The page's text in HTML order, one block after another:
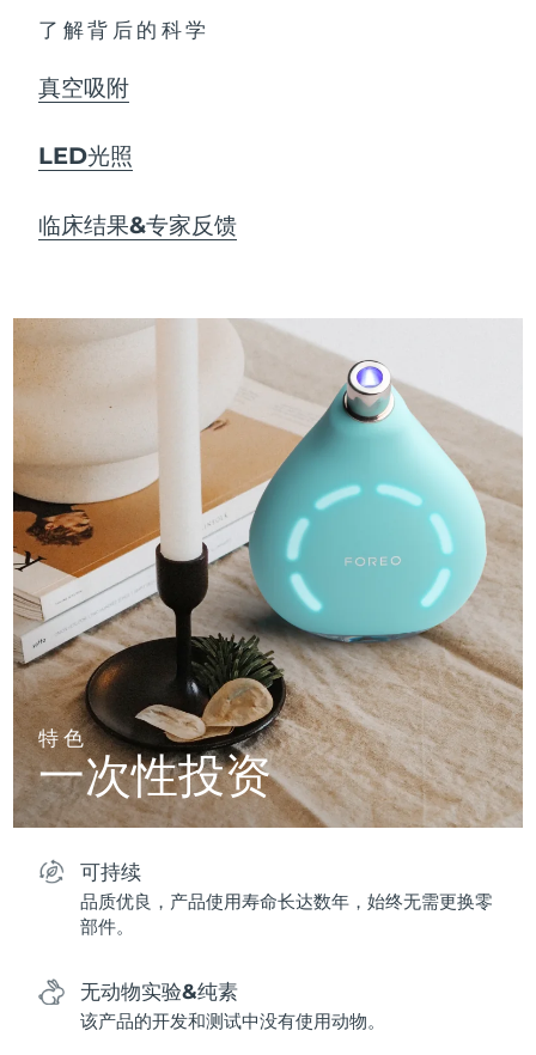
了解背后的科学
真空吸附
LED光照
临床结果&专家反馈
特色
一次性投资
可持续
品质优良，产品使用寿命长达数年，始终无需更换零
部件。
无动物实验&纯素
该产品的开发和测试中没有使用动物。